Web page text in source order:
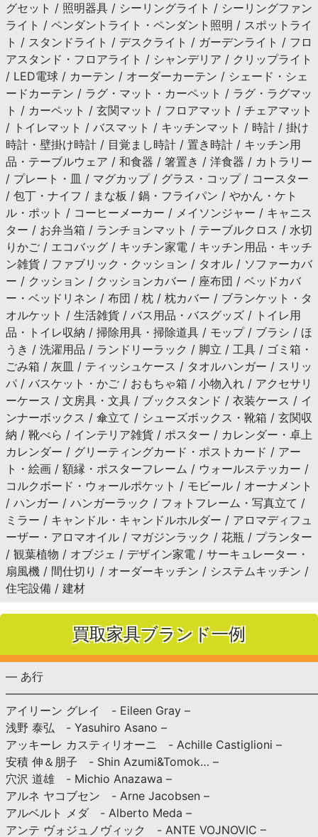
グセット / 照明器具 / シーリングライト / シーリングファン
ライト / ペンダントライト・ペンダント照明 / スポットライ
ト / スタンドライト / デスクライト / ガーデンライト / フロ
アスタンド・フロアライト / シャンデリア / クリップライト
/ LED電球 / カーテン / オーダーカーテン / シェード・シェ
ードカーテン / ラグ・マット・カーペット / ラグ・ラグマッ
ト / カーペット / 玄関マット / フロアマット / チェアマット
/ トイレマット / バスマット / キッチンマット / 時計 / 掛け
時計・壁掛け時計 / 目覚まし時計 / 置き時計 / キッチン用
品・テーブルウェア / 和食器 / 箸置き / 洋食器 / カトラリー
/ プレート・皿 / マグカップ / グラス・コップ / コースター
/ 包丁・ナイフ / まな板 / 鍋・フライパン / やかん・ケト
ル・ポット / コーヒーメーカー / メイソンジャー / キャニス
ター / お弁当箱 / ランチョンマット / テーブルクロス / 水切
りかご / エコバッグ / キッチン家電 / キッチン用品・キッチ
ン雑貨 / ファブリック・クッション / タオル / ソファーカバ
ー / クッション / クッションカバー / 座布団 / ベッドカバ
ー・ベッドリネン / 布団 / 枕 / 枕カバー / ブランケット・タ
オルケット / 生活雑貨 / バス用品・バスグッズ / トイレ用
品・トイレ収納 / 掃除用具・掃除道具 / モップ / ブラシ / ほ
うき / 洗濯用品 / ランドリーラック / 脚立 / 工具 / ゴミ箱・
ごみ箱 / 灰皿 / ティッシュケース / タオルハンガー / スリッ
パ / バスケット・かご / おもちゃ箱 / 小物入れ / アクセサリ
ーケース / 文房具・文具 / ブックスタンド / 衣装ケース / イ
ンナーボックス / 傘立て / シューズボックス・靴箱 / 玄関収
納 / 靴べら / インテリア雑貨 / ポスター / カレンダー・卓上
カレンダー / グリーティングカード・ポストカード / アー
ト・絵画 / 額縁・ポスターフレーム / ウォールステッカー /
コルクボード・ウォールポケット / モビール / オーナメント
/ ハンガー / ハンガーラック / フォトフレーム・写真立て /
ミラー / キャンドル・キャンドルホルダー / アロマディフュ
ーザー・アロマオイル / マガジンラック / 花瓶 / プランター
/ 観葉植物 / オブジェ / デザイン家電 / サーキュレーター・
扇風機 / 間仕切り / オーダーキッチン / システムキッチン /
住宅設備 / 建材
買取家具ブランド一例
— あ行
アイリーン グレイ - Eileen Gray –
浅野 泰弘 - Yasuhiro Asano –
アッキーレ カスティリオーニ - Achille Castiglioni –
安積 伸＆朋子 - Shin Azumi&Tomok… –
穴沢 道雄 - Michio Anazawa –
アルネ ヤコブセン - Arne Jacobsen –
アルベルト メダ - Alberto Meda –
アンテ ヴォジュノヴィック - ANTE VOJNOVIC –